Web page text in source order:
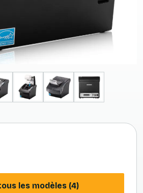
les modèles (4)